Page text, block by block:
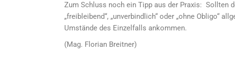
Zum Schluss noch ein Tipp aus der Praxis: Sollten
„freibleibend“, „unverbindlich“ oder „ohne Obligo“
Umstände des Einzelfalls ankommen.
(Mag. Florian Breitner)